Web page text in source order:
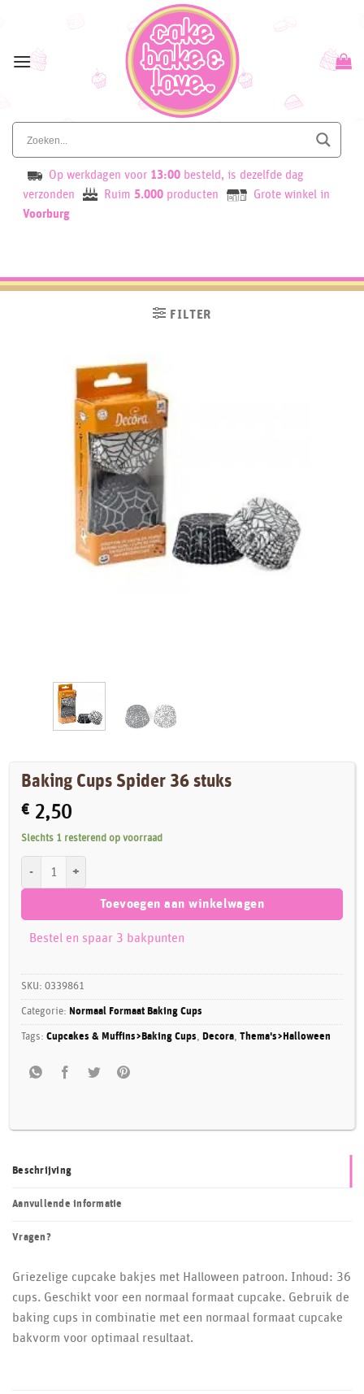
content
Op werkdagen voor 13:00 besteld, is dezelfde dag
verzonden
Ruim 5.000 producten
Grote winkel in
Voorburg
FILTER
Baking Cups Spider 36 stuks
€ 2,50
Slechts 1 resterend op voorraad
Toevoegen aan winkelwagen
Bestel en spaar 3 bakpunten
SKU:0339861
Categorie: Normaal Formaat Baking Cups
Tags:Cupcakes & Muffins>Baking Cups Decora ,Thema's>Halloween
Beschrijving
Aanvullende informatie
Vragen?
Griezelige cupcake bakjes met Halloween patroon. Inhoud: 36
cups. Geschikt voor een normaal formaat cupcake. Gebruik de
baking cups in combinatie met een normaal formaat cupcake
bakvorm voor optimaal resultaat.